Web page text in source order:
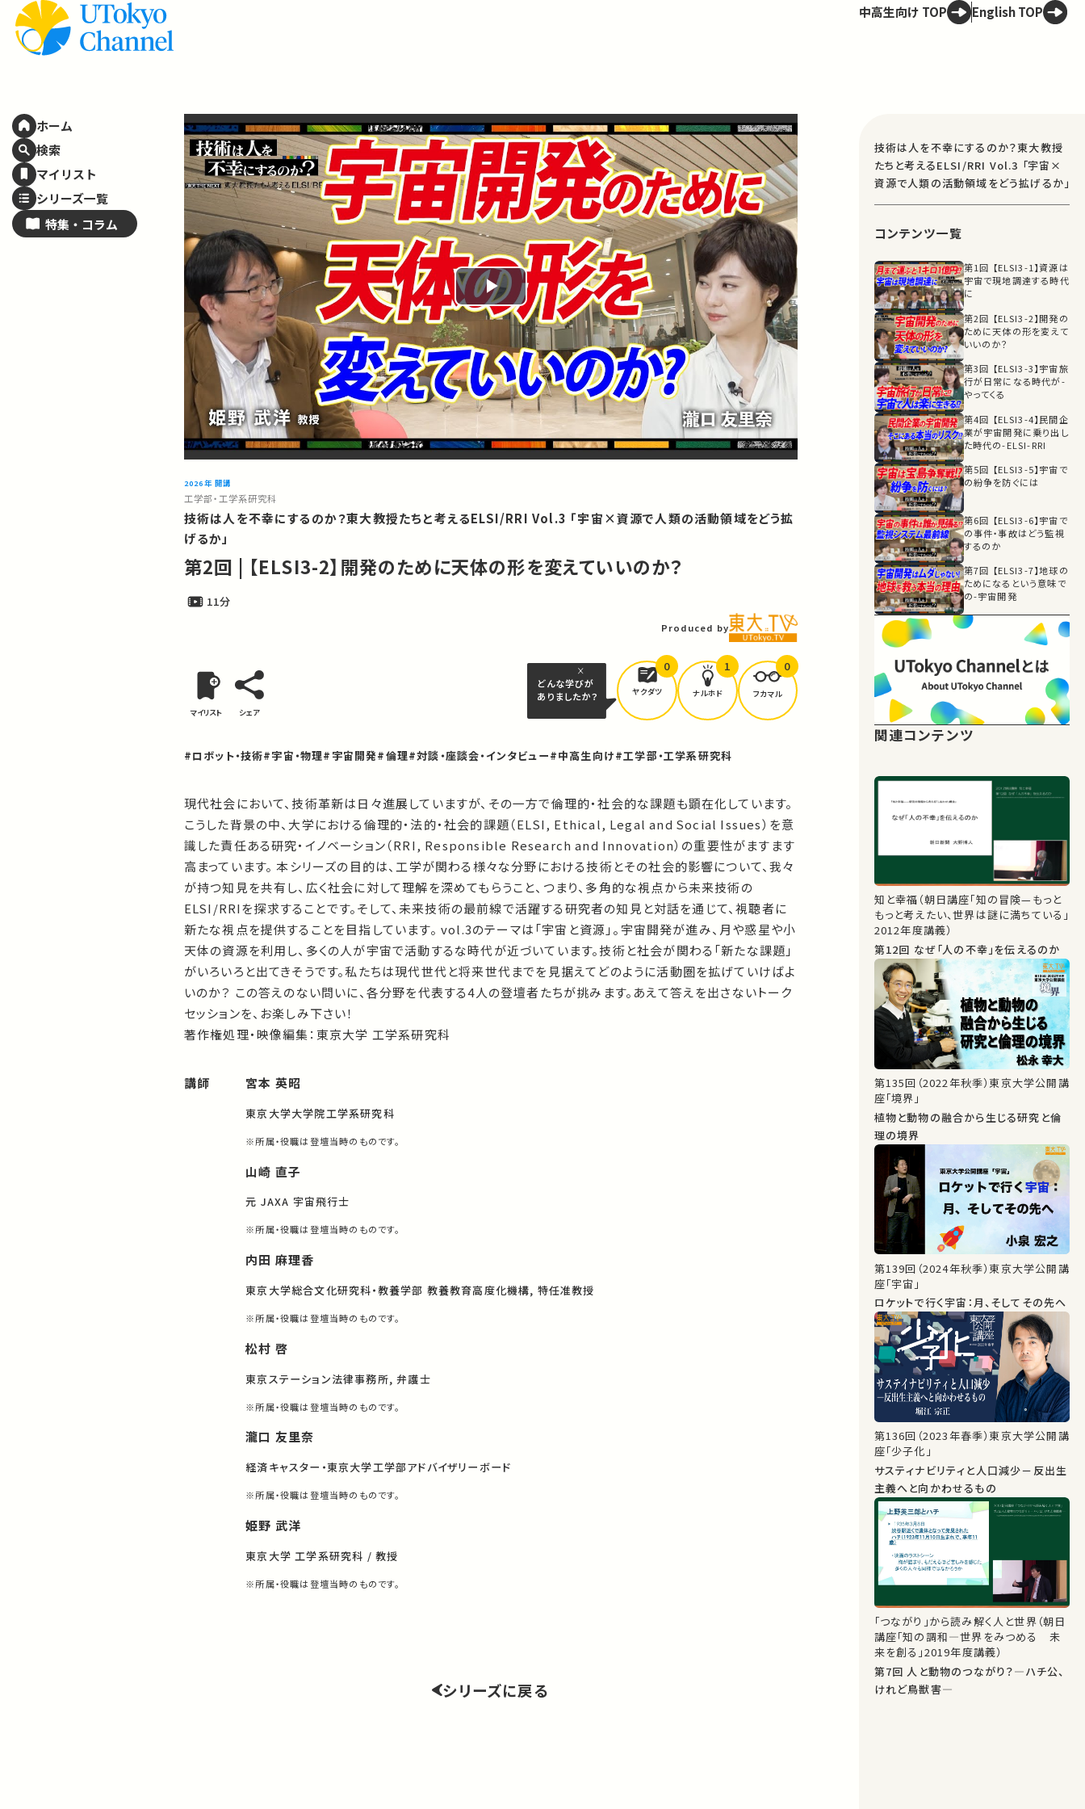
ホーム
検索
マイリスト
シリーズ一覧
特集・ コラム
中高生向け TOP English TOP
Play
Video
2026年 開講
工学部・工学系研究科
技術は人を不幸にするのか？東大教授たちと考えるELSI/RRI Vol.3 「宇宙×資源で人類の活動領域をどう拡
げるか」
第2回 | 【ELSI3-2】開発のために天体の形を変えていいのか？
11分
Produced by
マイリスト シェア
どんな学びが
ありましたか？
ヤクダツ
0
ナルホド
1
フカマル
0
#ロボット・技術#宇宙・物理#宇宙開発#倫理#対談・座談会・インタビュー#中高生向け#工学部・工学系研究科
現代社会において、技術革新は日々進展していますが、その一方で倫理的・社会的な課題も顕在化しています。
こうした背景の中、大学における倫理的・法的・社会的課題（ELSI, Ethical, Legal and Social Issues）を意
識した責任ある研究・イノベーション（RRI, Responsible Research and Innovation）の重要性がますます
高まっています。 本シリーズの目的は、工学が関わる様々な分野における技術とその社会的影響について、我々
が持つ知見を共有し、広く社会に対して理解を深めてもらうこと、つまり、多角的な視点から未来技術の
ELSI/RRIを探求することです。そして、未来技術の最前線で活躍する研究者の知見と対話を通じて、視聴者に
新たな視点を提供することを目指しています。 vol.3のテーマは「宇宙と資源」。宇宙開発が進み、月や惑星や小
天体の資源を利用し、多くの人が宇宙で活動するな時代が近づいています。技術と社会が関わる「新たな課題」
がいろいろと出てきそうです。私たちは現代世代と将来世代までを見据えてどのように活動圏を拡げていけばよ
いのか？ この答えのない問いに、各分野を代表する4人の登壇者たちが挑みます。あえて答えを出さないトーク
セッションを、お楽しみ下さい！
著作権処理・映像編集：東京大学 工学系研究科
講師 宮本 英昭
東京大学大学院工学系研究科
※所属・役職は登壇当時のものです。
山崎 直子
元 JAXA 宇宙飛行士
※所属・役職は登壇当時のものです。
内田 麻理香
東京大学総合文化研究科・教養学部 教養教育高度化機構, 特任准教授
※所属・役職は登壇当時のものです。
松村 啓
東京ステーション法律事務所, 弁護士
※所属・役職は登壇当時のものです。
瀧口 友里奈
経済キャスター・東京大学工学部アドバイザリーボード
※所属・役職は登壇当時のものです。
姫野 武洋
東京大学 工学系研究科 / 教授
※所属・役職は登壇当時のものです。
シリーズに戻る
技術は人を不幸にするのか？東大教授
たちと考えるELSI/RRI Vol.3 「宇宙×
資源で人類の活動領域をどう拡げるか」
コンテンツ一覧
第1回 【ELSI3-1】資源は
宇宙で現地調達する時代
に
第2回 【ELSI3-2】開発の
ために天体の形を変えて
いいのか？
第3回 【ELSI3-3】宇宙旅
行が日常になる時代が-
やってくる
第4回 【ELSI3-4】民間企
業が宇宙開発に乗り出し
た時代の-ELSI-RRI
第5回 【ELSI3-5】宇宙で
の紛争を防ぐには
第6回 【ELSI3-6】宇宙で
の事件・事故はどう監視
するのか
第7回 【ELSI3-7】地球の
ためになるという意味で
の-宇宙開発
関連コンテンツ
知と幸福（朝日講座「知の冒険—もっと
もっと考えたい、世界は謎に満ちている」
2012年度講義）
第12回 なぜ「人の不幸」を伝えるのか
第135回（2022年秋季）東京大学公開講
座「境界」
植物と動物の融合から生じる研究と倫
理の境界
第139回（2024年秋季）東京大学公開講
座「宇宙」
ロケットで行く宇宙：月、そしてその先へ
第136回（2023年春季）東京大学公開講
座「少子化」
サスティナビリティと人口減少－反出生
主義へと向かわせるもの
「つながり」から読み解く人と世界（朝日
講座「知の調和―世界をみつめる 未
来を創る」2019年度講義）
第7回 人と動物のつながり？―ハチ公、
けれど鳥獣害―